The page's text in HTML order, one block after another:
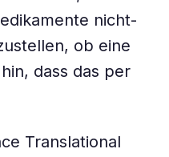
nicht-
ob eine
dass das per
Translational